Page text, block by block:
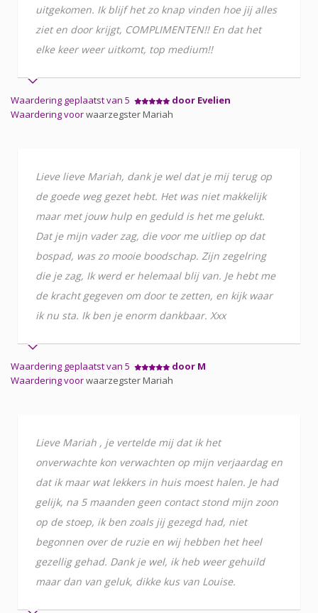
uitgekomen. Ik blijf het zo knap vinden hoe jij alles
ziet en door krijgt, COMPLIMENTEN!! En dat het
elke keer weer uitkomt, top medium!!
Waardering geplaatst van 5
door Evelien
Waardering voorwaarzegster Mariah
Lieve lieve Mariah, dank je wel dat je mij terug op
de goede weg gezet hebt. Het was niet makkelijk
maar met jouw hulp en geduld is het me gelukt.
Dat je mijn vader zag, die voor me uitliep op dat
bospad, was zo mooie boodschap. Zijn zegelring
die je zag, Ik werd er helemaal blij van. Je hebt me
de kracht gegeven om door te zetten, en kijk waar
ik nu sta. Ik ben je enorm dankbaar. Xxx
Waardering geplaatst van 5
door M
Waardering voorwaarzegster Mariah
Lieve Mariah , je vertelde mij dat ik het
onverwachte kon verwachten op mijn verjaardag en
dat ik maar wat lekkers in huis moest halen. Je had
gelijk, na 5 maanden geen contact stond mijn zoon
op de stoep, ik ben zoals jij gezegd had, niet
begonnen over de ruzie en wij hebben het heel
gezellig gehad. Dank je wel, ik heb weer gehuild
maar dan van geluk, dikke kus van Louise.